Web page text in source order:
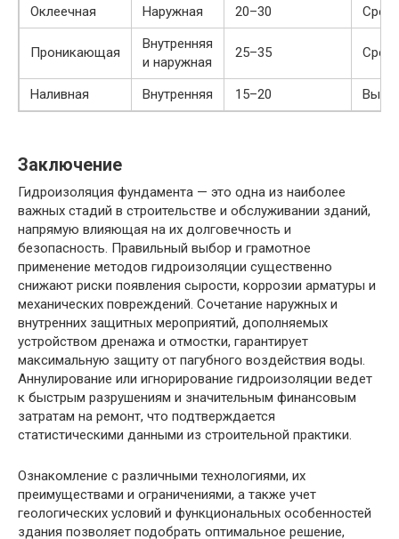
Оклеечная Наружная 20–30
Проникающая
Внутренняя
и наружная
25–35
Наливная Внутренняя 15–20
Заключение
Гидроизоляция фундамента — это одна из наиболее
важных стадий в строительстве и обслуживании зданий,
напрямую влияющая на их долговечность и
безопасность. Правильный выбор и грамотное
применение методов гидроизоляции существенно
снижают риски появления сырости, коррозии арматуры и
механических повреждений. Сочетание наружных и
внутренних защитных мероприятий, дополняемых
устройством дренажа и отмостки, гарантирует
максимальную защиту от пагубного воздействия воды.
Аннулирование или игнорирование гидроизоляции ведет
к быстрым разрушениям и значительным финансовым
затратам на ремонт, что подтверждается
статистическими данными из строительной практики.
Ознакомление с различными технологиями, их
преимуществами и ограничениями, а также учет
геологических условий и функциональных особенностей
здания позволяет подобрать оптимальное решение,